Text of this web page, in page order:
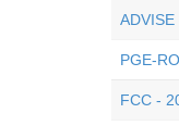
PGE-
FCC -